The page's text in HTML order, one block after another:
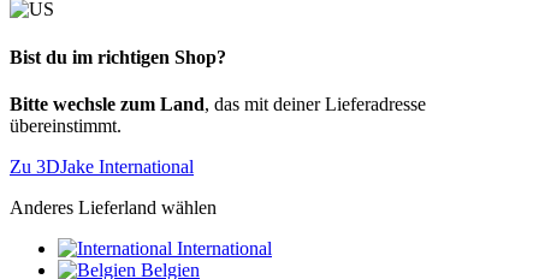
Bist du im richtigen Shop?
Bitte wechsle zum Land, das mit deiner Lieferadresse
übereinstimmt.
Zu 3DJake International
Anderes Lieferland wählen
International
Belgien